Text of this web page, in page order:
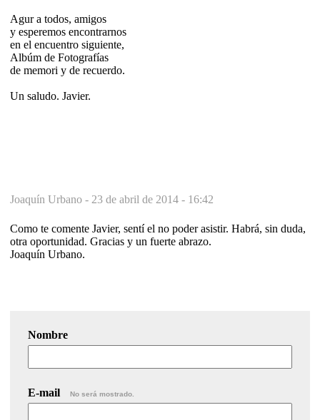
Agur a todos, amigos
y esperemos encontrarnos
en el encuentro siguiente,
Albúm de Fotografías
de memori y de recuerdo.
Un saludo. Javier.
Joaquín Urbano - 23 de abril de 2014 - 16:42
Como te comente Javier, sentí el no poder asistir. Habrá, sin duda,
otra oportunidad. Gracias y un fuerte abrazo.
Joaquín Urbano.
Nombre
E-mail No será mostrado.